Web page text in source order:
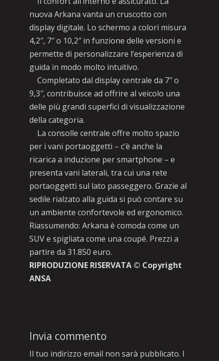
nuova Arkana vanta un cruscotto con
display digitale. Lo schermo a colori misura
4,2″, 7″ o 10,2″ in funzione delle versioni e
permette di personalizzare l’esperienza di
guida in modo molto intuitivo.
Completato dal display centrale da 7″ o
9,3″, contribuisce ad offrire al veicolo una
delle più grandi superfici di visualizzazione
della categoria.
La consolle centrale offre molto spazio
per i vani portaoggetti – c’è anche la
ricarica a induzione per smartphone – e
presenta vani laterali, tra cui una rete
portaoggetti sul lato passeggero. Grazie al
sedile rialzato alla guida si può contare su
un ambiente confortevole ed ergonomico.
Riassumendo: Arkana è comoda come un
SUV e spigliata come una coupé. Prezzi a
partire da 31.850 euro.
RIPRODUZIONE RISERVATA © Copyright
ANSA
Invia commento
Il tuo indirizzo email non sarà pubblicato. I